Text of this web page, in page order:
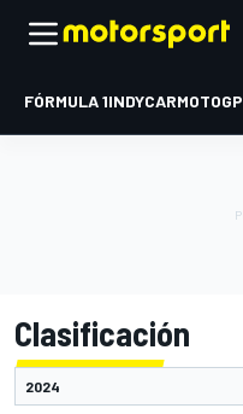
FÓRMULA 1INDYCARMOTOGP
Clasificación